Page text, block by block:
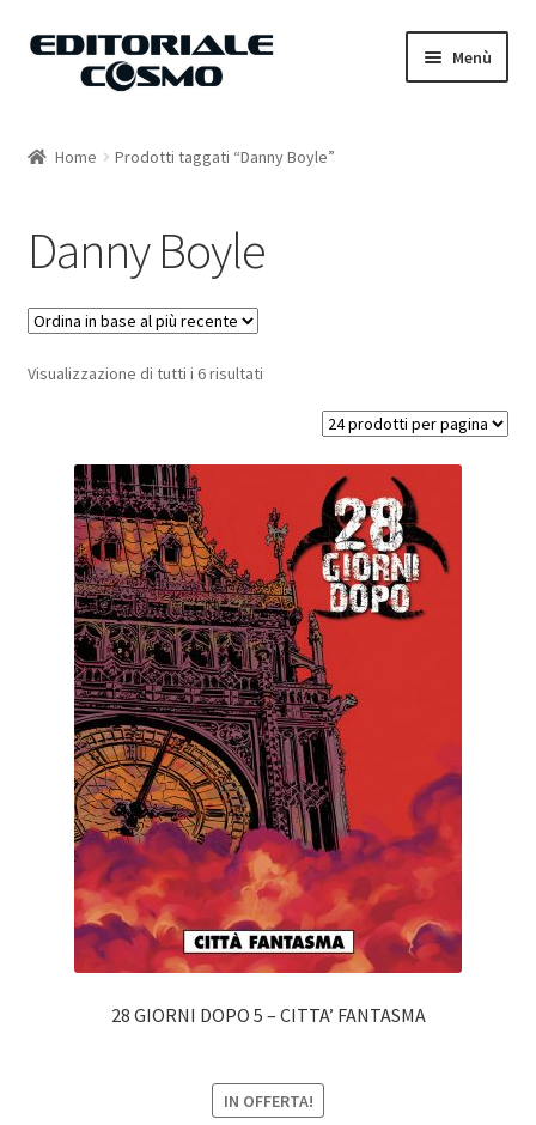
Vai
Vai
Menù
Carrello
Il mio account
Home Prodotti taggati “Danny Boyle”
Danny Boyle
Visualizzazione di tutti i 6 risultati
28 GIORNI DOPO 5 – CITTA’ FANTASMA
IN OFFERTA!